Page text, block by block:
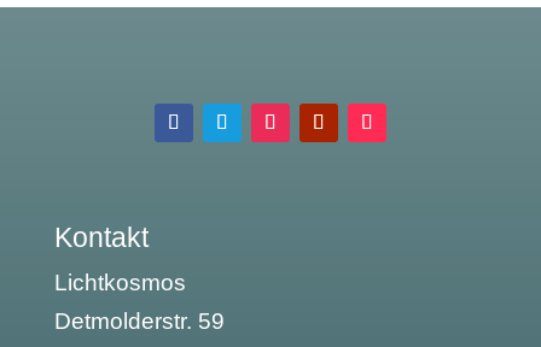
Kontakt
Lichtkosmos
Detmolderstr. 59